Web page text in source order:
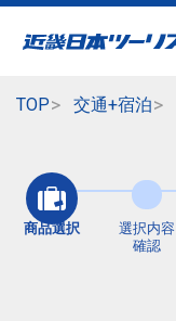
TOP 交通+宿泊
商品選択
選択内容
確認